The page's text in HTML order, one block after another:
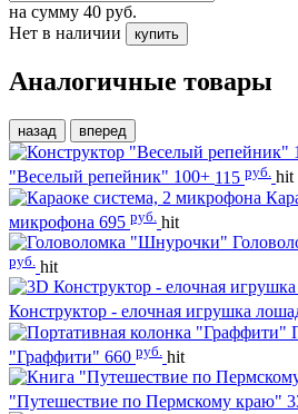
на сумму 40 руб.
Нет в наличии
купить
Аналогичные товары
назад вперед
"Веселый репейник" 100+ 115 руб. hit
микрофона 695 руб. hit
руб. hit
Конструктор - елочная игрушка
"Граффити" 660 руб. hit
"Путешествие по Пермскому краю"